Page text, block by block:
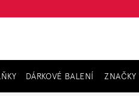
DÁRKOVÉ BALENÍ ZNAČKY